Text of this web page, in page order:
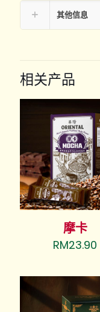
其他信息
相关产品
摩卡
RM23.90